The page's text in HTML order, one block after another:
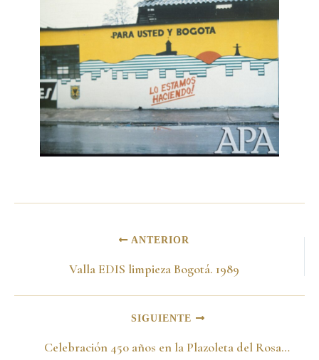
ANTERIOR
Valla EDIS limpieza Bogotá. 1989
SIGUIENTE
Celebración 450 años en la Plazoleta del Rosario. Bogotá, 6 de agosto de 1988